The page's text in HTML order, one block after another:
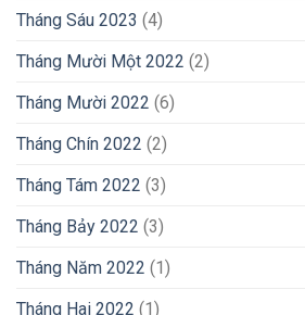
Tháng Sáu 2023 (4)
Tháng Mười Một 2022 (2)
Tháng Mười 2022 (6)
Tháng Chín 2022 (2)
Tháng Tám 2022 (3)
Tháng Bảy 2022 (3)
Tháng Năm 2022 (1)
Tháng Hai 2022 (1)